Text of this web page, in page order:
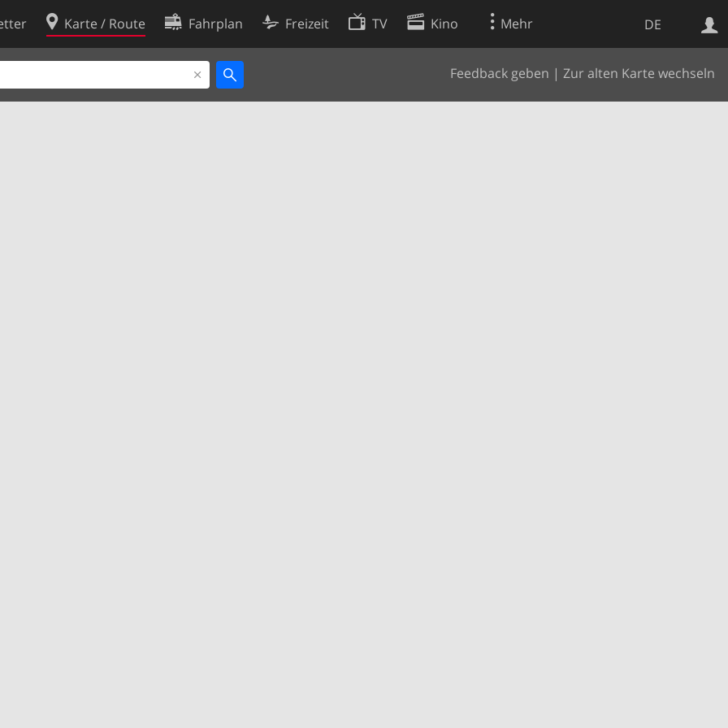
DE
Karte / Route Fahrplan Freizeit TV Kino Mehr
Feedback geben | Zur alten Karte wechseln
Websuche
Cookie-Richtlinie
Cookie-Einstellungen